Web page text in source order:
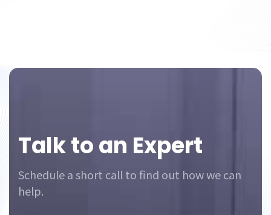
Footer
Talk to an Expert
Schedule a short call to find out how we can
help.